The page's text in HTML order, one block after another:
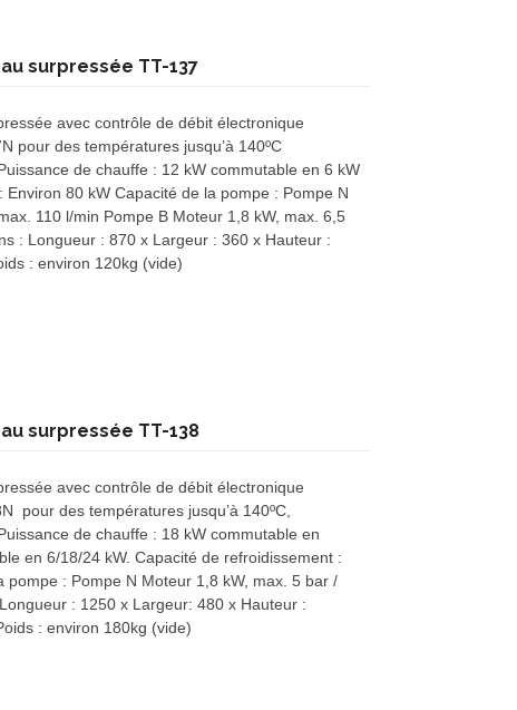
surpressée TT-137
avec contrôle de débit électronique
pour des températures jusqu’à 140ºC
de chauffe : 12 kW commutable en 6 kW
80 kW Capacité de la pompe : Pompe N
110 l/min Pompe B Moteur 1,8 kW, max. 6,5
: Longueur : 870 x Largeur : 360 x Hauteur :
: environ 120kg (vide)
surpressée TT-138
avec contrôle de débit électronique
pour des températures jusqu’à 140ºC,
de chauffe : 18 kW commutable en
en 6/18/24 kW. Capacité de refroidissement :
pompe : Pompe N Moteur 1,8 kW, max. 5 bar /
: 1250 x Largeur: 480 x Hauteur :
: environ 180kg (vide)